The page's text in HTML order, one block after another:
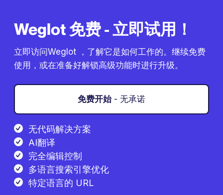
Weglot 免费 - 立即试用！
立即访问Weglot ，了解它是如何工作的。继续免费
使用，或在准备好解锁高级功能时进行升级。
免费开始- 无承诺
无代码解决方案
AI翻译
完全编辑控制
多语言搜索引擎优化
特定语言的 URL